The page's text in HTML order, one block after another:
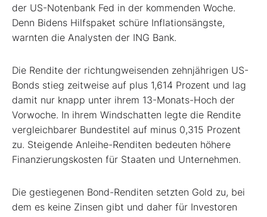
der US-Notenbank Fed in der kommenden Woche.
Denn Bidens Hilfspaket schüre Inflationsängste,
warnten die Analysten der ING Bank.
Die Rendite der richtungweisenden zehnjährigen US-
Bonds stieg zeitweise auf plus 1,614 Prozent und lag
damit nur knapp unter ihrem 13-Monats-Hoch der
Vorwoche. In ihrem Windschatten legte die Rendite
vergleichbarer Bundestitel auf minus 0,315 Prozent
zu. Steigende Anleihe-Renditen bedeuten höhere
Finanzierungskosten für Staaten und Unternehmen.
Die gestiegenen Bond-Renditen setzten Gold zu, bei
dem es keine Zinsen gibt und daher für Investoren